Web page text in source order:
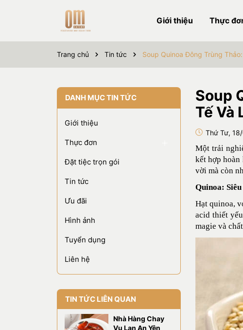
Giới thiệu Thực
Trang chủ Tin tức Soup Quinoa Đông Trùng
Soup
Tế Và
Thứ Tư,
Một trải
kết hợp hoàn
vời mà còn
Quinoa:
Hạt quinoa,
acid thiết
magie và
DANH MỤC TIN TỨC
Giới thiệu
Thực đơn
Đặt tiệc trọn gói
Tin tức
Ưu đãi
Hình ảnh
Tuyển dụng
Liên hệ
TIN TỨC LIÊN QUAN
Nhà Hàng Chay
Vu Lan An Yên